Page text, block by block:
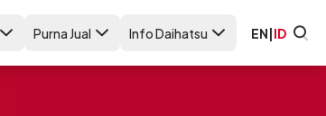
Purna Jual Info Daihatsu EN|ID